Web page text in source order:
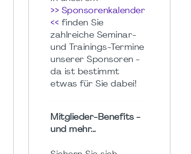
>> Sponsorenkalender
<< finden Sie
zahlreiche Seminar-
und Trainings-Termine
unserer Sponsoren -
da ist bestimmt
etwas für Sie dabei!
Mitglieder-Benefits -
und mehr...